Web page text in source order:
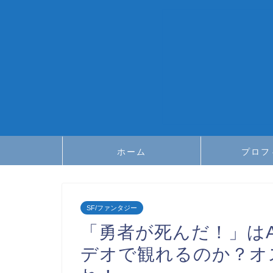
ホーム プロ
SF/ファンタジー
「勇者が死んだ！」
デオで観れるのか？